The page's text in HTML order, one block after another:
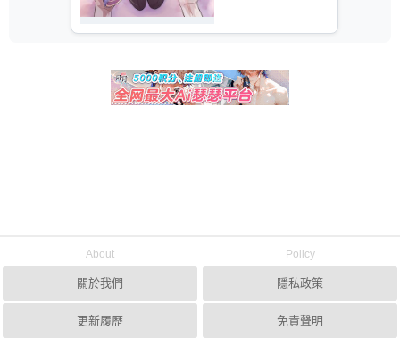
About
關於我們
更新履歷
Policy
隱私政策
免責聲明